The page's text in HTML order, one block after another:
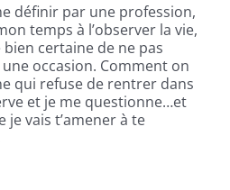
définir par une profession,
temps à l’observer la vie,
certaine de ne pas
occasion. Comment on
qui refuse de rentrer dans
et je me questionne…et
je vais t’amener à te